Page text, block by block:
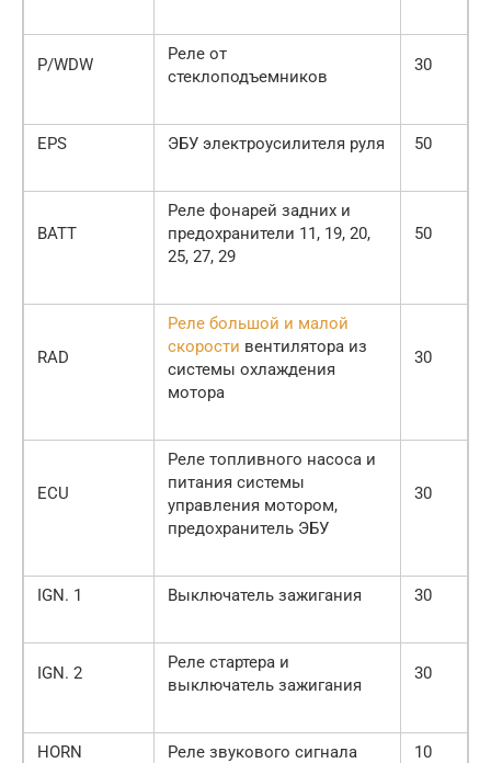
P/WDW
Реле от
стеклоподъемников
30
EPS ЭБУ электроусилителя руля 50
ВАТТ
Реле фонарей задних и
предохранители 11, 19, 20,
25, 27, 29
50
RAD
Реле большой и малой
скорости вентилятора из
системы охлаждения
мотора
30
ECU
Реле топливного насоса и
питания системы
управления мотором,
предохранитель ЭБУ
30
IGN. 1 Выключатель зажигания 30
IGN. 2
Реле стартера и
выключатель зажигания
30
HORN Реле звукового сигнала 10